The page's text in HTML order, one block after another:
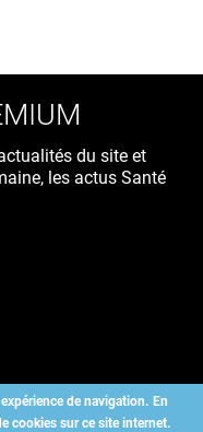
de navigation. En
cookies sur ce site internet.
du site et
les actus Santé